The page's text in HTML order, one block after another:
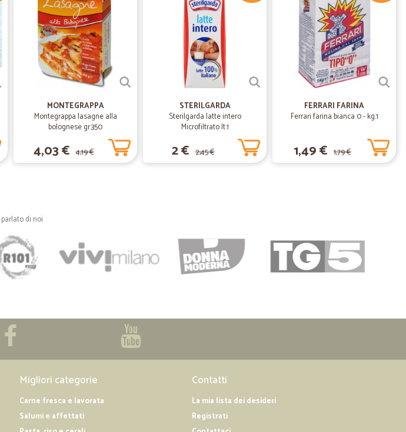
Spesa online di ottima fattura
Prodotti in ottime condizioni. Ottime offerte. Unica pecca le spese di spedizione troppo
elevate se si sceglie la consegna al piano
MONTEGRAPPA
Montegrappa lasagne alla
bolognese gr.350
4,03 € 4,19 €
STERILGARDA
Sterilgarda latte intero
Microfiltrato lt.1
2 € 2,45 €
FERRARI FARINA
Ferrari farina bianca 0 - kg.1
1,49 € 1,79 €
di noi
Migliori categorie
Carne fresca e lavorata
Salumi e affettati
Contatti
La mia lista dei desideri
Registrati